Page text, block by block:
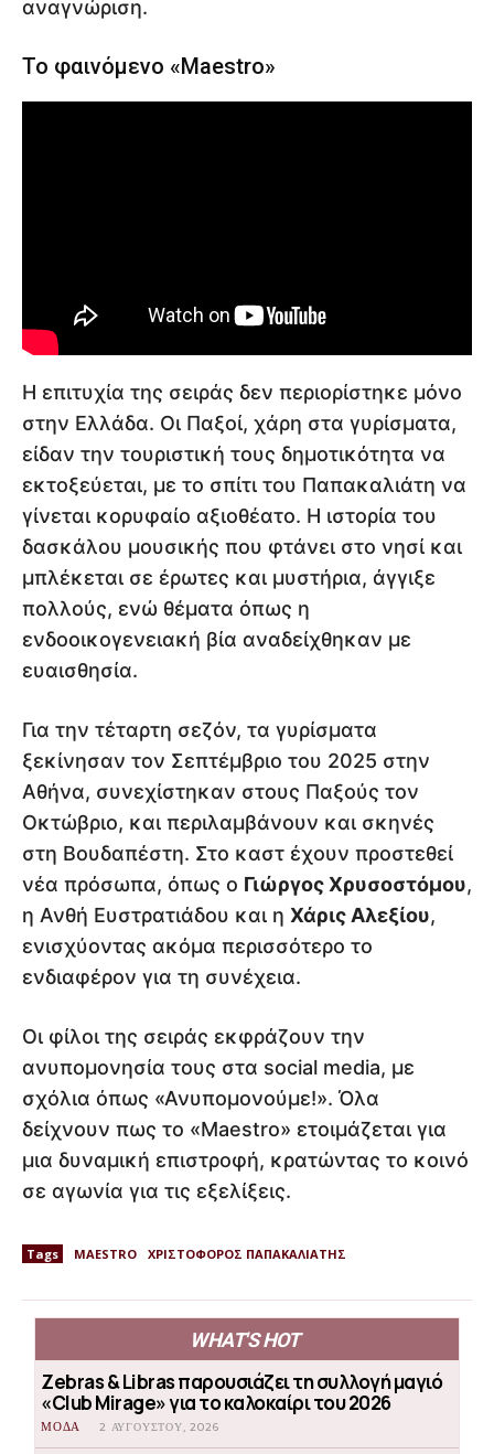
αναγνώριση.
Το φαινόμενο «Maestro»
Η επιτυχία της σειράς δεν περιορίστηκε μόνο
στην Ελλάδα. Οι Παξοί, χάρη στα γυρίσματα,
είδαν την τουριστική τους δημοτικότητα να
εκτοξεύεται, με το σπίτι του Παπακαλιάτη να
γίνεται κορυφαίο αξιοθέατο. Η ιστορία του
δασκάλου μουσικής που φτάνει στο νησί και
μπλέκεται σε έρωτες και μυστήρια, άγγιξε
πολλούς, ενώ θέματα όπως η
ενδοοικογενειακή βία αναδείχθηκαν με
ευαισθησία.
Για την τέταρτη σεζόν, τα γυρίσματα
ξεκίνησαν τον Σεπτέμβριο του 2025 στην
Αθήνα, συνεχίστηκαν στους Παξούς τον
Οκτώβριο, και περιλαμβάνουν και σκηνές
στη Βουδαπέστη. Στο καστ έχουν προστεθεί
νέα πρόσωπα, όπως ο Γιώργος Χρυσοστόμου,
η Ανθή Ευστρατιάδου και η Χάρις Αλεξίου,
ενισχύοντας ακόμα περισσότερο το
ενδιαφέρον για τη συνέχεια.
Οι φίλοι της σειράς εκφράζουν την
ανυπομονησία τους στα social media, με
σχόλια όπως «Ανυπομονούμε!». Όλα
δείχνουν πως το «Maestro» ετοιμάζεται για
μια δυναμική επιστροφή, κρατώντας το κοινό
σε αγωνία για τις εξελίξεις.
Tags MAESTRO ΧΡΙΣΤΟΦΟΡΟΣ ΠΑΠΑΚΑΛΙΑΤΗΣ
WHAT'S HOT
Zebras & Libras παρουσιάζει τη συλλογή μαγιό
«Club Mirage» για το καλοκαίρι του 2026
ΜΟΔΑ 2 ΑΥΓΟΎΣΤΟΥ, 2026